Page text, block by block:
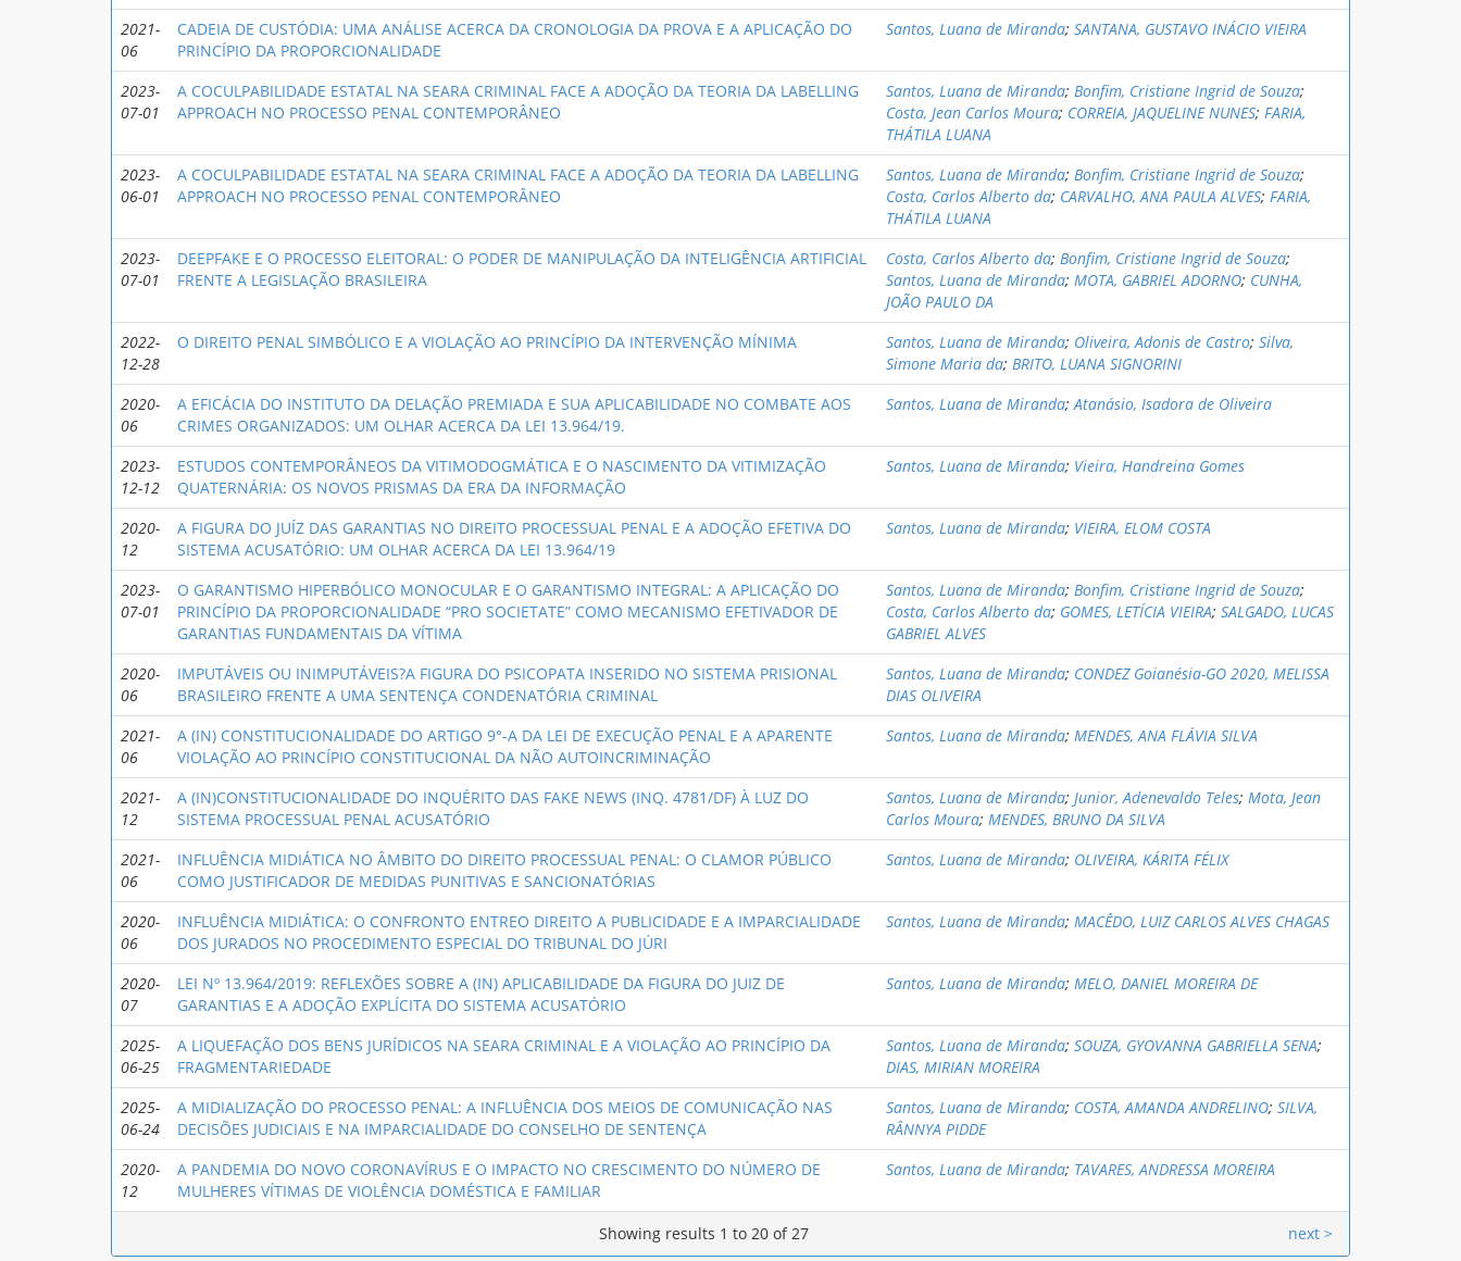
2021-
06
CADEIA DE CUSTÓDIA: UMA ANÁLISE ACERCA DA CRONOLOGIA DA PROVA E A APLICAÇÃO DO
PRINCÍPIO DA PROPORCIONALIDADE
Santos, Luana de Miranda; SANTANA, GUSTAVO INÁCIO VIEIRA
2023-
07-01
A COCULPABILIDADE ESTATAL NA SEARA CRIMINAL FACE A ADOÇÃO DA TEORIA DA LABELLING
APPROACH NO PROCESSO PENAL CONTEMPORÂNEO
Santos, Luana de Miranda; Bonfim, Cristiane Ingrid de Souza;
Costa, Jean Carlos Moura; CORREIA, JAQUELINE NUNES; FARIA,
THÁTILA LUANA
2023-
06-01
A COCULPABILIDADE ESTATAL NA SEARA CRIMINAL FACE A ADOÇÃO DA TEORIA DA LABELLING
APPROACH NO PROCESSO PENAL CONTEMPORÂNEO
Santos, Luana de Miranda; Bonfim, Cristiane Ingrid de Souza;
Costa, Carlos Alberto da; CARVALHO, ANA PAULA ALVES; FARIA,
THÁTILA LUANA
2023-
07-01
DEEPFAKE E O PROCESSO ELEITORAL: O PODER DE MANIPULAÇÃO DA INTELIGÊNCIA ARTIFICIAL
FRENTE A LEGISLAÇÃO BRASILEIRA
Costa, Carlos Alberto da; Bonfim, Cristiane Ingrid de Souza;
Santos, Luana de Miranda; MOTA, GABRIEL ADORNO; CUNHA,
JOÃO PAULO DA
2022-
12-28
O DIREITO PENAL SIMBÓLICO E A VIOLAÇÃO AO PRINCÍPIO DA INTERVENÇÃO MÍNIMA Santos, Luana de Miranda; Oliveira, Adonis de Castro; Silva,
Simone Maria da; BRITO, LUANA SIGNORINI
2020-
06
A EFICÁCIA DO INSTITUTO DA DELAÇÃO PREMIADA E SUA APLICABILIDADE NO COMBATE AOS
CRIMES ORGANIZADOS: UM OLHAR ACERCA DA LEI 13.964/19.
Santos, Luana de Miranda;Atanásio, Isadora de Oliveira
2023-
12-12
ESTUDOS CONTEMPORÂNEOS DA VITIMODOGMÁTICA E O NASCIMENTO DA VITIMIZAÇÃO
QUATERNÁRIA: OS NOVOS PRISMAS DA ERA DA INFORMAÇÃO
Santos, Luana de Miranda; Vieira, Handreina Gomes
2020-
12
A FIGURA DO JUÍZ DAS GARANTIAS NO DIREITO PROCESSUAL PENAL E A ADOÇÃO EFETIVA DO
SISTEMA ACUSATÓRIO: UM OLHAR ACERCA DA LEI 13.964/19
Santos, Luana de Miranda; VIEIRA, ELOM COSTA
2023-
07-01
O GARANTISMO HIPERBÓLICO MONOCULAR E O GARANTISMO INTEGRAL: A APLICAÇÃO DO
PRINCÍPIO DA PROPORCIONALIDADE “PRO SOCIETATE” COMO MECANISMO EFETIVADOR DE
GARANTIAS FUNDAMENTAIS DA VÍTIMA
Santos, Luana de Miranda; Bonfim, Cristiane Ingrid de Souza;
Costa, Carlos Alberto da; GOMES, LETÍCIA VIEIRA; SALGADO, LUCAS
GABRIEL ALVES
2020-
06
IMPUTÁVEIS OU INIMPUTÁVEIS?A FIGURA DO PSICOPATA INSERIDO NO SISTEMA PRISIONAL
BRASILEIRO FRENTE A UMA SENTENÇA CONDENATÓRIA CRIMINAL
Santos, Luana de Miranda; CONDEZ Goianésia-GO 2020, MELISSA
DIAS OLIVEIRA
2021-
06
A (IN) CONSTITUCIONALIDADE DO ARTIGO 9°-A DA LEI DE EXECUÇÃO PENAL E A APARENTE
VIOLAÇÃO AO PRINCÍPIO CONSTITUCIONAL DA NÃO AUTOINCRIMINAÇÃO
Santos, Luana de Miranda; MENDES, ANA FLÁVIA SILVA
2021-
12
A (IN)CONSTITUCIONALIDADE DO INQUÉRITO DAS FAKE NEWS (INQ. 4781/DF) À LUZ DO
SISTEMA PROCESSUAL PENAL ACUSATÓRIO
Santos, Luana de Miranda; Junior, Adenevaldo Teles; Mota, Jean
Carlos Moura; MENDES, BRUNO DA SILVA
2021-
06
INFLUÊNCIA MIDIÁTICA NO ÂMBITO DO DIREITO PROCESSUAL PENAL: O CLAMOR PÚBLICO
COMO JUSTIFICADOR DE MEDIDAS PUNITIVAS E SANCIONATÓRIAS
Santos, Luana de Miranda; OLIVEIRA, KÁRITA FÉLIX
2020-
06
INFLUÊNCIA MIDIÁTICA: O CONFRONTO ENTREO DIREITO A PUBLICIDADE E A IMPARCIALIDADE
DOS JURADOS NO PROCEDIMENTO ESPECIAL DO TRIBUNAL DO JÚRI
Santos, Luana de Miranda; MACÊDO, LUIZ CARLOS ALVES CHAGAS
2020-
07
LEI Nº 13.964/2019: REFLEXÕES SOBRE A (IN) APLICABILIDADE DA FIGURA DO JUIZ DE
GARANTIAS E A ADOÇÃO EXPLÍCITA DO SISTEMA ACUSATÓRIO
Santos, Luana de Miranda; MELO, DANIEL MOREIRA DE
2025-
06-25
A LIQUEFAÇÃO DOS BENS JURÍDICOS NA SEARA CRIMINAL E A VIOLAÇÃO AO PRINCÍPIO DA
FRAGMENTARIEDADE
Santos, Luana de Miranda; SOUZA, GYOVANNA GABRIELLA SENA;
DIAS, MIRIAN MOREIRA
2025-
06-24
A MIDIALIZAÇÃO DO PROCESSO PENAL: A INFLUÊNCIA DOS MEIOS DE COMUNICAÇÃO NAS
DECISÕES JUDICIAIS E NA IMPARCIALIDADE DO CONSELHO DE SENTENÇA
Santos, Luana de Miranda; COSTA, AMANDA ANDRELINO; SILVA,
RÂNNYA PIDDE
2020-
12
A PANDEMIA DO NOVO CORONAVÍRUS E O IMPACTO NO CRESCIMENTO DO NÚMERO DE
MULHERES VÍTIMAS DE VIOLÊNCIA DOMÉSTICA E FAMILIAR
Santos, Luana de Miranda; TAVARES, ANDRESSA MOREIRA
Showing results 1 to 20 of 27 next >